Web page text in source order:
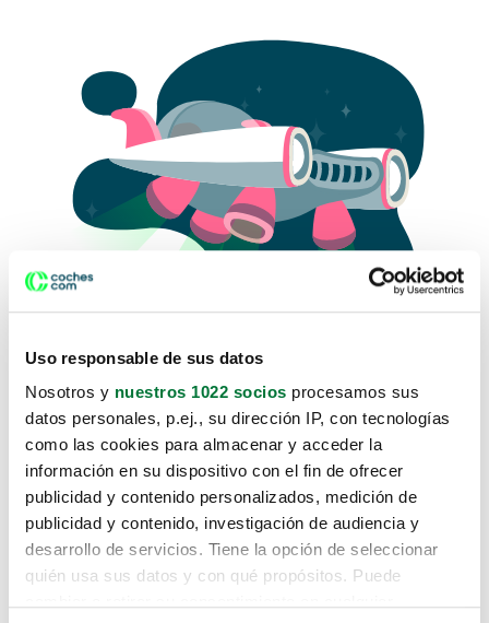
Uso responsable de sus datos
Nosotros y nuestros 1022 socios procesamos sus
datos personales, p.ej., su dirección IP, con tecnologías
como las cookies para almacenar y acceder la
información en su dispositivo con el fin de ofrecer
publicidad y contenido personalizados, medición de
publicidad y contenido, investigación de audiencia y
desarrollo de servicios. Tiene la opción de seleccionar
quién usa sus datos y con qué propósitos. Puede
Lo sentimos, no sabemos como
te hemos traido hasta aquí.
Pero puedes encontrar el coche que estás
buscando en alguno de estos enlaces: